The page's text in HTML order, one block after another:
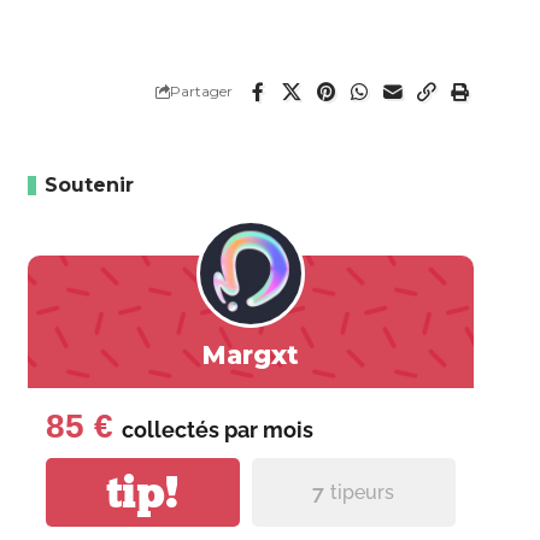
Partager
Soutenir
Margxt
85 € collectés par mois
tip! 7 tipeurs